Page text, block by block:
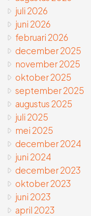
juli 2026
juni 2026
februari 2026
december 2025
november 2025
oktober 2025
september 2025
augustus 2025
juli 2025
mei 2025
december 2024
juni 2024
december 2023
oktober 2023
juni 2023
april 2023